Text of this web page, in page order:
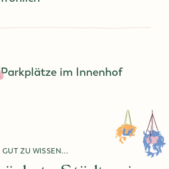
Parkplätze im Innenhof
GUT ZU WISSEN...